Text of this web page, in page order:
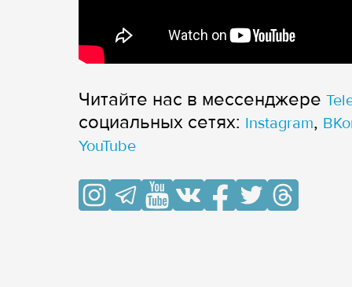
Читайте нас в мессенджере
cоциальных сетях: Instagram,
YouTube